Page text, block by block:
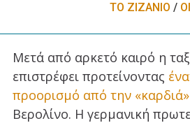
ΤΟ ΖΙΖΑΝΙΟ /
Μετά από αρκετό καιρό η
επιστρέφει προτείνοντας
προορισμό από την
Βερολίνο. Η γερμανική